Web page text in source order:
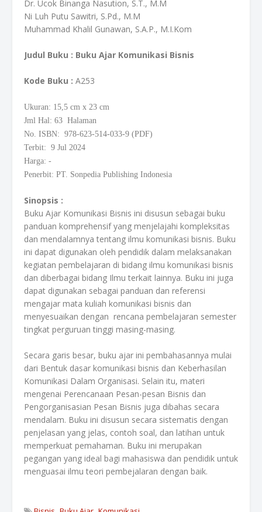
Dr. Ucok Binanga Nasution, S.T., M.M
Ni Luh Putu Sawitri, S.Pd., M.M
Muhammad Khalil Gunawan, S.A.P., M.I.Kom
Judul Buku : Buku Ajar Komunikasi Bisnis
Kode Buku : A253
Ukuran: 15,5 cm x 23 cm
Jml Hal: 63 Halaman
No. ISBN: 978-623-514-033-9 (PDF)
Terbit: 9 Jul 2024
Harga: -
Penerbit: PT. Sonpedia Publishing Indonesia
Sinopsis :
Buku Ajar Komunikasi Bisnis ini disusun sebagai buku
panduan komprehensif yang menjelajahi kompleksitas
dan mendalamnya tentang ilmu komunikasi bisnis. Buku
ini dapat digunakan oleh pendidik dalam melaksanakan
kegiatan pembelajaran di bidang ilmu komunikasi bisnis
dan diberbagai bidang Ilmu terkait lainnya. Buku ini juga
dapat digunakan sebagai panduan dan referensi
mengajar mata kuliah komunikasi bisnis dan
menyesuaikan dengan rencana pembelajaran semester
tingkat perguruan tinggi masing-masing.
Secara garis besar, buku ajar ini pembahasannya mulai
dari Bentuk dasar komunikasi bisnis dan Keberhasilan
Komunikasi Dalam Organisasi. Selain itu, materi
mengenai Perencanaan Pesan-pesan Bisnis dan
Pengorganisasian Pesan Bisnis juga dibahas secara
mendalam. Buku ini disusun secara sistematis dengan
penjelasan yang jelas, contoh soal, dan latihan untuk
memperkuat pemahaman. Buku ini merupakan
pegangan yang ideal bagi mahasiswa dan pendidik untuk
menguasai ilmu teori pembejalaran dengan baik.